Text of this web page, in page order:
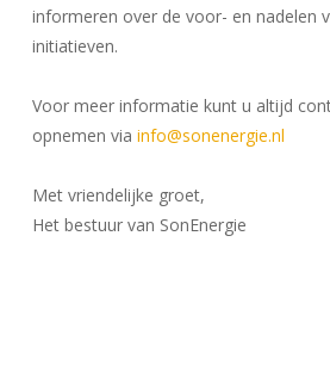
informeren over de voor- en nadelen
initiatieven.
Voor meer informatie kunt u altijd
opnemen via info@sonenergie.nl
Met vriendelijke groet,
Het bestuur van SonEnergie